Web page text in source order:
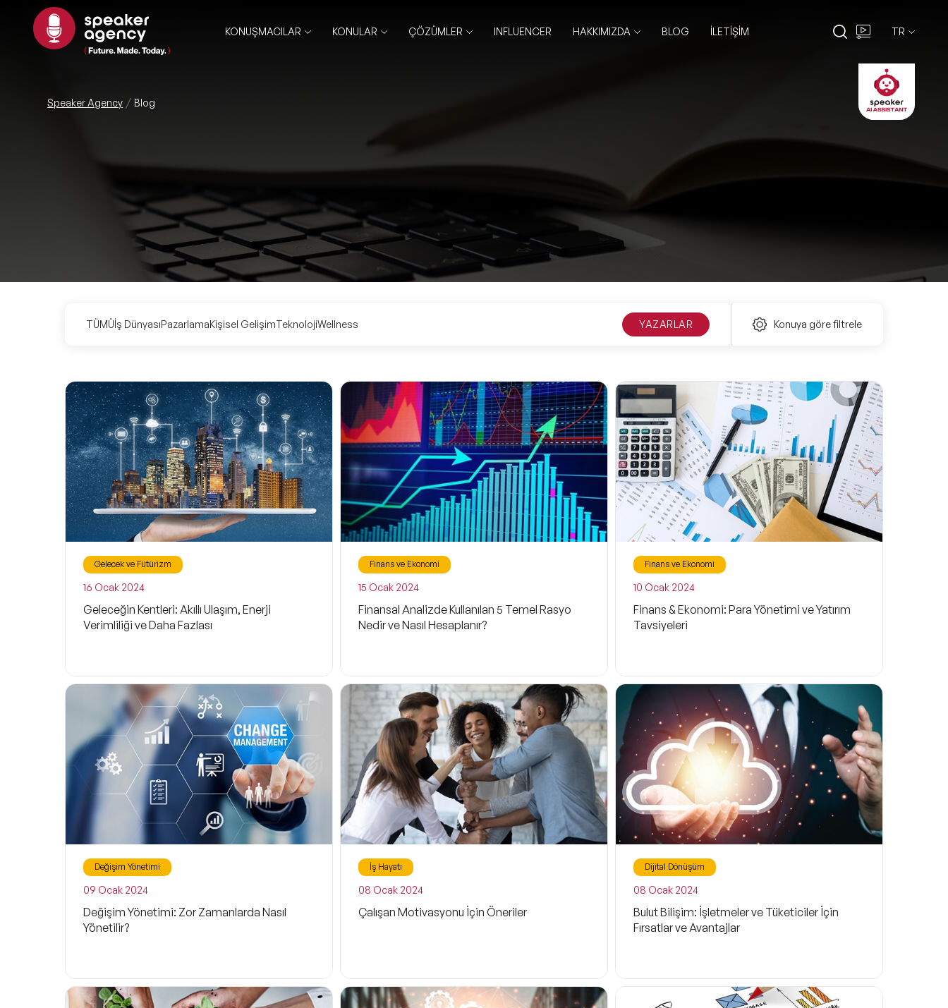
KONUŞMACILAR KONULAR ÇÖZÜMLER INFLUENCER HAKKIMIZDA BLOG İLETİŞİM TR
EN
TR
Speaker Agency Blog
TÜMÜİş DünyasıPazarlamaKişisel GelişimTeknolojiWellness YAZARLAR Konuya göre filtrele
Gelecek ve Fütürizm
16 Ocak 2024
Geleceğin Kentleri: Akıllı Ulaşım, Enerji
Verimliliği ve Daha Fazlası
Finans ve Ekonomi
15 Ocak 2024
Finansal Analizde Kullanılan 5 Temel Rasyo
Nedir ve Nasıl Hesaplanır?
Finans ve Ekonomi
10 Ocak 2024
Finans & Ekonomi: Para Yönetimi ve Yatırım
Tavsiyeleri
Değişim Yönetimi
09 Ocak 2024
Değişim Yönetimi: Zor Zamanlarda Nasıl
Yönetilir?
İş Hayatı
08 Ocak 2024
Çalışan Motivasyonu İçin Öneriler
Dijital Dönüşüm
08 Ocak 2024
Bulut Bilişim: İşletmeler ve Tüketiciler İçin
Fırsatlar ve Avantajlar